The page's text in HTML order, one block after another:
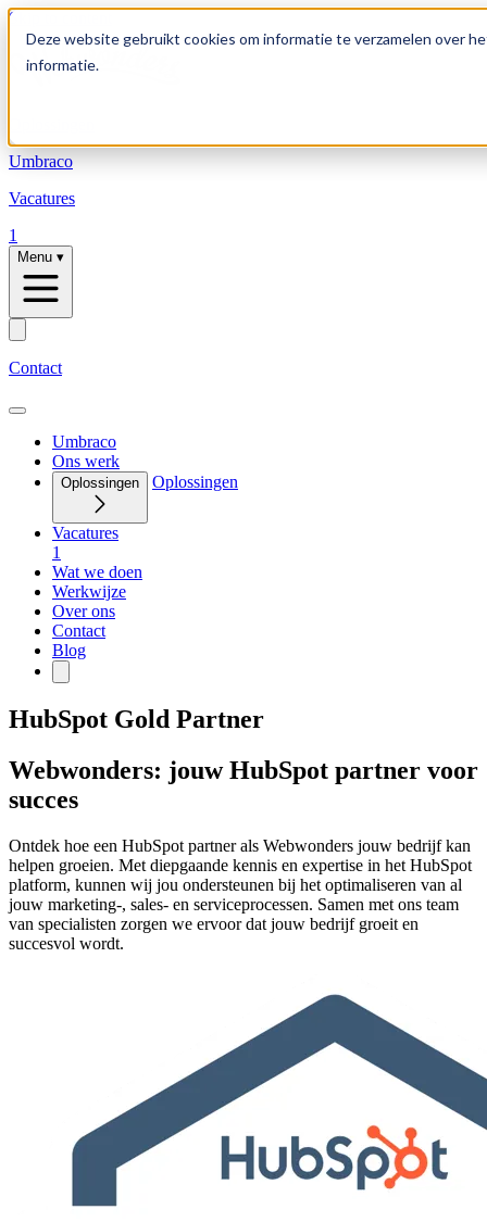
Deze website gebruikt cookies om informatie te verzamelen over
informatie.
Skip to content
Umbraco
Vacatures
1
Menu ▾
Contact
Umbraco
Ons werk
Oplossingen Oplossingen
Vacatures
1
Wat we doen
Werkwijze
Over ons
Contact
Blog
HubSpot Gold Partner
Webwonders: jouw HubSpot partner voor
succes
Ontdek hoe een HubSpot partner als Webwonders jouw bedrijf kan
helpen groeien. Met diepgaande kennis en expertise in het HubSpot
platform, kunnen wij jou ondersteunen bij het optimaliseren van al
jouw marketing-, sales- en serviceprocessen. Samen met ons team
van specialisten zorgen we ervoor dat jouw bedrijf groeit en
succesvol wordt.